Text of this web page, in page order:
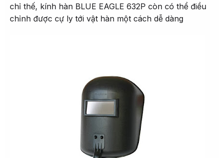
chỉ thế, kính hàn BLUE EAGLE 632P còn có thể điều
chỉnh được cự ly tới vật hàn một cách dễ dàng